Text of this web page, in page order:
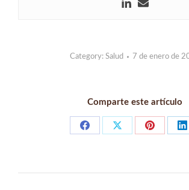
Category: Salud 7 de enero de
Comparte este artículo
Share
Share
Share